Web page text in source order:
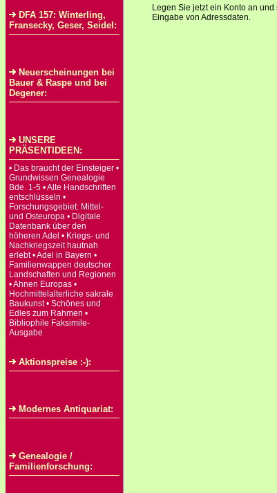
DFA 157: Winterling,
Fransecky, Geser, Seidel:
Neuerscheinungen bei
Bauer & Raspe und bei
Degener:
UNSERE
PRÄSENTIDEEN:
• Das braucht der Einsteiger •
Grundwissen Genealogie
Bde. 1-5 • Alte Handschriften
entschlüsseln •
Forschungsgebiet: Mittel-
und Osteuropa • Digitale
Datenbank über den
höheren Adel • Kriegs- und
Nachkriegszeit hautnah
erlebt • Adel in Bayern •
Familienwappen deutscher
Landschaften und Regionen
• Ahnen Europas •
Hochmittelalterliche sakrale
Baukunst • Schönes und
Edles zum Rahmen •
Bibliophile Faksimile-
Ausgabe
Aktionspreise :-):
Modernes Antiquariat:
Genealogie /
Familienforschung:
Legen Sie jetzt ein Konto an
Eingabe von Adressdaten.